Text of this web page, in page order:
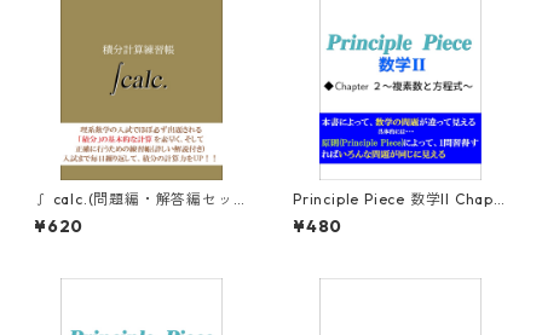
∫ calc.(問題編・解答編セッ
ト)
¥620
Principle Piece 数学II Chapt
er2～複素数と方程式～
¥480